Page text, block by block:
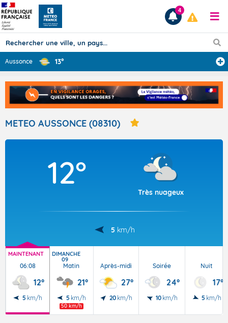
Prévisions
TOUS LES RÉSULTATS
Articles
4
Aussonce 13°
METEO AUSSONCE (08310)
12°
Très nuageux
5 km/h
MAINTENANT
06:08
12°
5 km/h
DIMANCHE
09
Matin
21°
5 km/h
50 km/h
Après-midi
27°
20 km/h
Soirée
24°
10 km/h
Nuit
17°
5 km/h